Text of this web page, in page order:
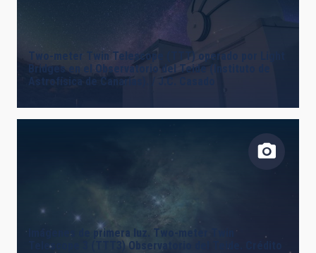
Two-meter Twin Telescope (TTT) operado por Light
Bridges en el Observatorio del Teide (Instituto de
Astrofísica de Canarias). / J.C. Casado
Imágenes de primera luz. Two-meter Twin
Telescope 3 (TTT3) Observatorio del Teide. Crédito